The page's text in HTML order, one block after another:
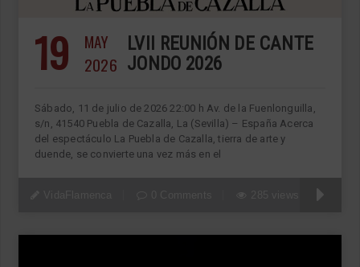
19
MAY
2026
LVII REUNIÓN DE CANTE
JONDO 2026
Sábado, 11 de julio de 2026 22:00 h Av. de la Fuenlonguilla,
s/n, 41540 Puebla de Cazalla, La (Sevilla) – España Acerca
del espectáculo La Puebla de Cazalla, tierra de arte y
duende, se convierte una vez más en el